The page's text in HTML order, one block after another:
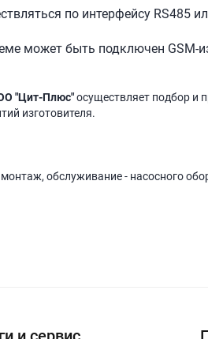
по интерфейсу RS485
может быть подключен GSM-
"Цит-Плюс"осуществляет подбор и
изготовителя.
обслуживание - насосного